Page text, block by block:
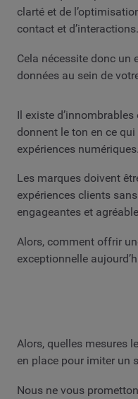
clarté et de
contact et d’interactions.
Cela nécessite donc un
données au sein de
Il existe
donnent le ton en ce
expériences numériques.
Les marques doivent
expériences clients
engageantes et
Alors, comment offrir
exceptionnelle
Alors, quelles mesures
en place pour imiter un
Nous ne vous